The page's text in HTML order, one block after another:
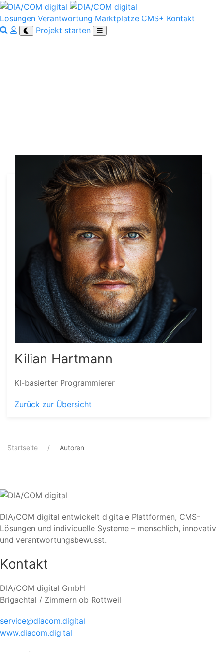
Lösungen Verantwortung Marktplätze CMS+ Kontakt
Projekt starten
Kilian Hartmann
KI-basierter Programmierer
Zurück zur Übersicht
Startseite Autoren
DIA/COM digital entwickelt digitale Plattformen, CMS-
Lösungen und individuelle Systeme – menschlich, innovativ
und verantwortungsbewusst.
Kontakt
DIA/COM digital GmbH
Brigachtal / Zimmern ob Rottweil
service@diacom.digital
www.diacom.digital